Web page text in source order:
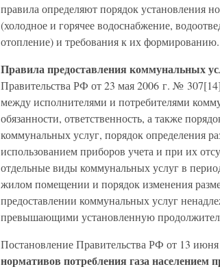
правила определяют порядок установления
(холодное и горячее водоснабжение,
отопление) и требования к их формированию.
Правила предоставления коммунальных
Правительства РФ от 23 мая 2006 г. №
между исполнителями и потребителями
обязанности, ответственность, а также
коммунальных услуг, порядок определения
использованием приборов учета и при их
отдельные виды коммунальных услуг в
жилом помещении и порядок изменения
предоставлении коммунальных услуг
превышающими установленную
Постановление Правительства РФ от 13
нормативов потребления газа населением